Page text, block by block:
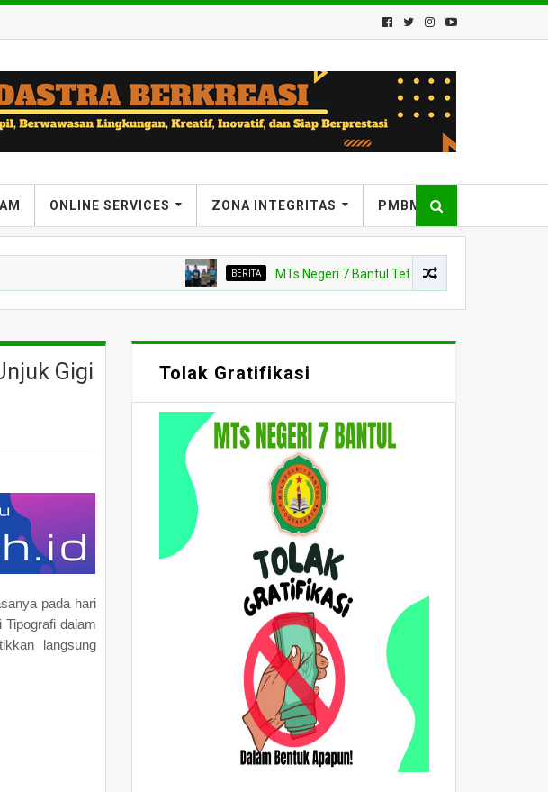
ONLINE SERVICES ZONA INTEGRITAS PMBM
BERITA MTs Negeri 7 Bantul Tetapkan Tiga Agen Perubahan,
Gigi
pada hari
dalam
langsung
Tolak Gratifikasi